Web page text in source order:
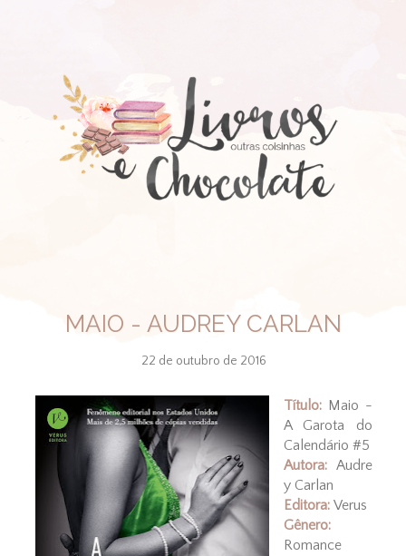
MAIO - AUDREY CARLAN
22 de outubro de 2016
Título:Maio -
A Garota do
Calendário #5
Autora:Audre
y Carlan
Editora:Verus
Gênero:
Romance